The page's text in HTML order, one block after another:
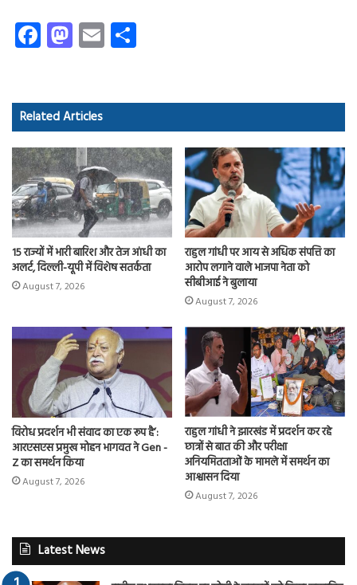
Fa
ce
o
ok
M
as
d
o
n
E
m
Related Articles
15 राज्यों में भारी बारिश और तेज आंधी का
अलर्ट, दिल्ली-यूपी में विशेष सतर्कता
August 7, 2026
राहुल गांधी पर आय से अधिक संपत्ति का
आरोप लगाने वाले भाजपा नेता को
सीबीआई ने बुलाया
August 7, 2026
विरोध प्रदर्शन भी संवाद का एक रूप है’:
आरएसएस प्रमुख मोहन भागवत ने Gen -
Z का समर्थन किया
August 7, 2026
राहुल गांधी ने झारखंड में प्रदर्शन कर रहे
छात्रों से बात की और परीक्षा
अनियमितताओं के मामले में समर्थन का
आश्वासन दिया
August 7, 2026
Latest News